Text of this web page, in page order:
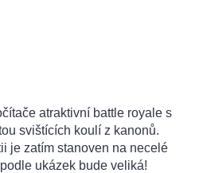
atraktivní battle royale s
svištících koulí z kanonů.
je zatím stanoven na necelé
ukázek bude veliká!